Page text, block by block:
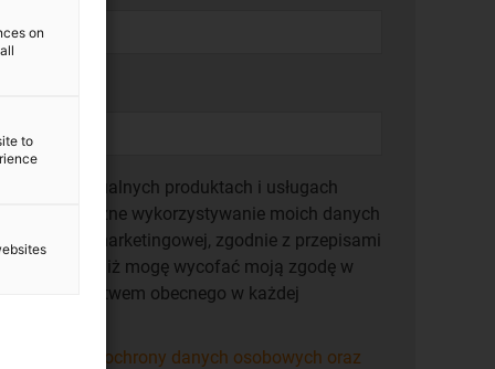
o aktualnych produktach i usługach
na wyłączne wykorzystywanie moich danych
marketingowej, zgodnie z przepisami
. Rozumiem, iż mogę wycofać moją zgodę w
za pośrednictwem obecnego w każdej
się".
ochrony danych osobowych oraz
on
to